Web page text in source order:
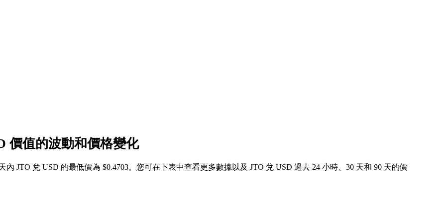
價值的波動和價格變化
內 JTO 兌 USD 的最低價為 $0.4703。您可在下表中查看更多數據以及 JTO 兌 USD 過去 24 小時、30 天和 90 天的價